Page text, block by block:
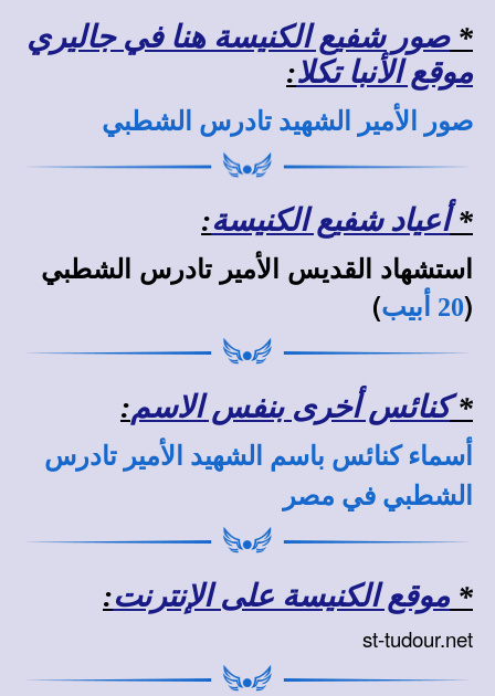
*صور شفيع الكنيسة هنا في جاليري
موقع الأنبا تكلا:
صور الأمير الشهيد تادرس الشطبي
*أعياد شفيع الكنيسة:
استشهاد القديس الأمير تادرس الشطبي
(20 أبيب )
*كنائس أخرى بنفس الاسم:
أسماء كنائس باسم الشهيد الأمير تادرس
الشطبي في مصر
* موقع الكنيسة على الإنترنت:
st-tudour.net